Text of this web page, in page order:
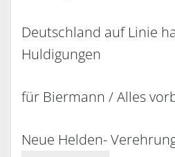
Deutschland auf Linie
Huldigungen
für Biermann / Alles
Neue Helden-